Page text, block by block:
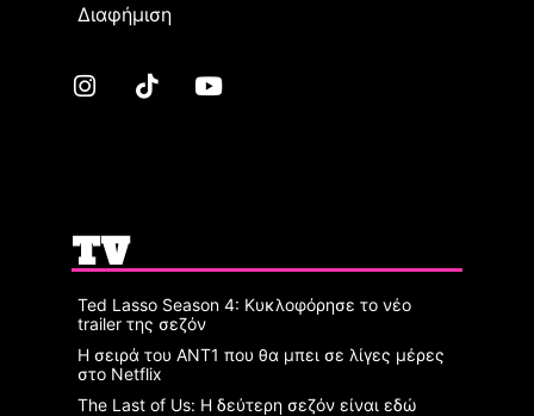
Διαφήμιση
TV
Ted Lasso Season 4: Κυκλοφόρησε το νέο
trailer της σεζόν
Η σειρά του ΑΝΤ1 που θα μπει σε λίγες μέρες
στο Netflix
The Last of Us: Η δεύτερη σεζόν είναι εδώ